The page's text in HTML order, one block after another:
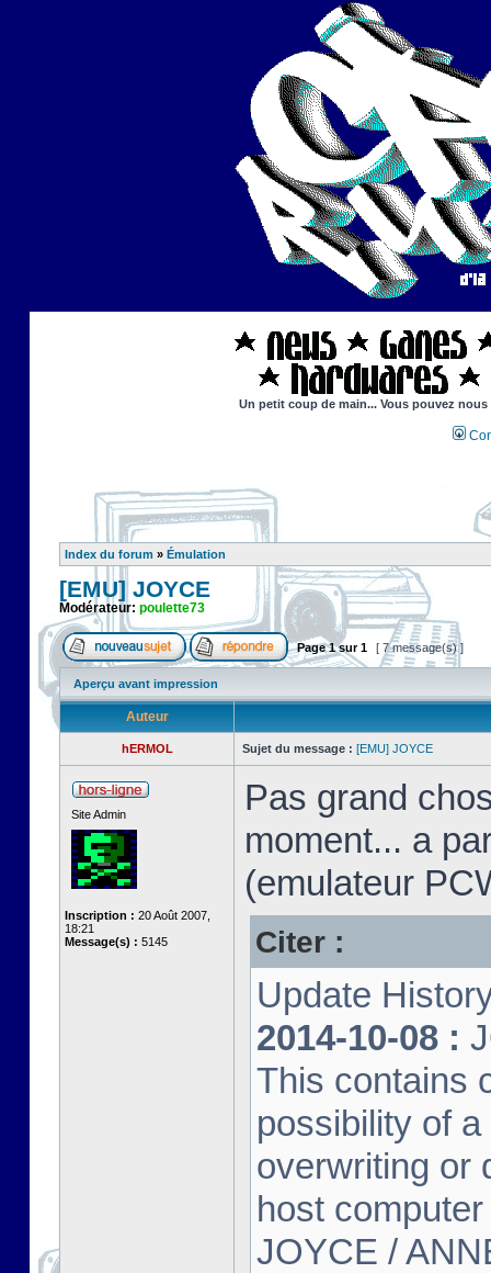
Un petit coup de main... Vous pouvez
Index du forum » Émulation
[EMU] JOYCE
Modérateur: poulette73
Page1sur1 [ 7 message(s) ]
Aperçu avant impression
Auteur
hERMOL Sujet du message : [EMU] JOYCE
Site Admin
Inscription : 20 Août 2007,
18:21
Message(s) : 5145
Pas grand
moment... a
(emulateur
Citer :
Update
2014-10-08 :
This contains
possibility of
overwriting or
host
JOYCE /